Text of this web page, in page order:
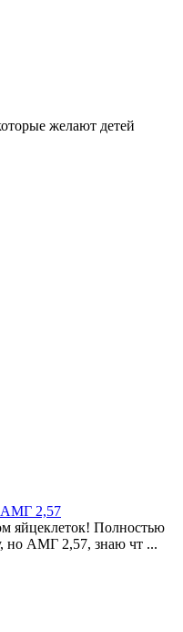
желают детей
АМГ 2,57
яйцеклеток! Полностью
но АМГ 2,57, знаю чт ...